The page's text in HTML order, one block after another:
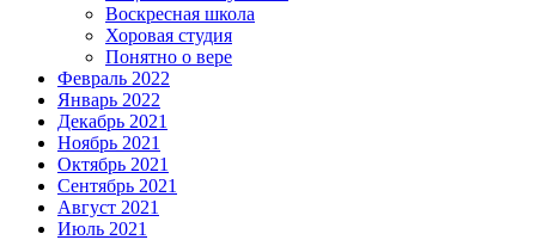
Воскресная школа
Хоровая студия
Понятно о вере
Февраль 2022
Январь 2022
Декабрь 2021
Ноябрь 2021
Октябрь 2021
Сентябрь 2021
Август 2021
Июль 2021